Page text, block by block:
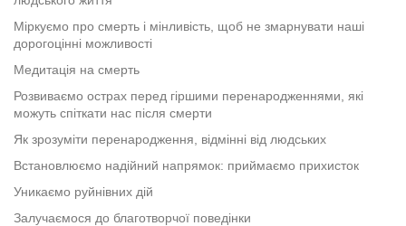
Міркуємо про смерть і мінливість, щоб не змарнувати наші
дорогоцінні можливості
Медитація на смерть
Розвиваємо острах перед гіршими перенародженнями, які
можуть спіткати нас після смерти
Як зрозуміти перенародження, відмінні від людських
Встановлюємо надійний напрямок: приймаємо прихисток
Уникаємо руйнівних дій
Залучаємося до благотворчої поведінки